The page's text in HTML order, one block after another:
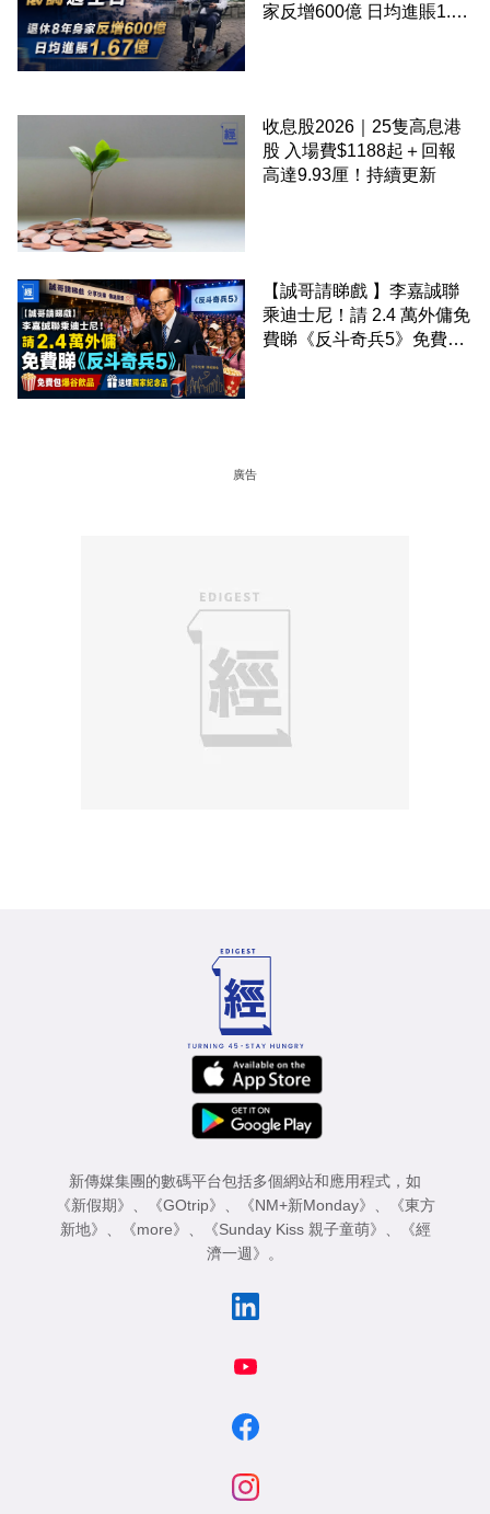
家反增600億 日均進賬1.67
收息股2026｜25隻高息港
股 入場費$1188起＋回報
高達9.93厘！持續更新
【誠哥請睇戲 】李嘉誠聯
乘迪士尼！請 2.4 萬外傭免
費睇《反斗奇兵5》免費包
廣告
新傳媒集團的數碼平台包括多個網站和應用程式，如
《新假期》
《GOtrip》 《NM+新Monday》
《東方
新地》
《more》 《Sunday Kiss 親子童萌》
《經
濟一週》
。